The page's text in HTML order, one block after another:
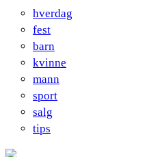
hverdag
fest
barn
kvinne
mann
sport
salg
tips